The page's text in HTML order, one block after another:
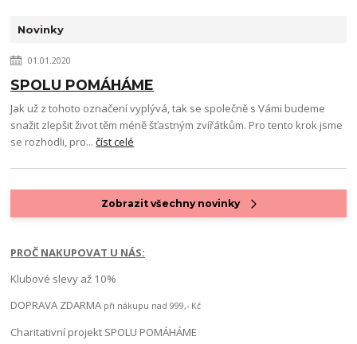
Novinky
01.01.2020
SPOLU POMÁHÁME
Jak už z tohoto označení vyplývá, tak se společně s Vámi budeme
snažit zlepšit život těm méně šťastným zvířátkům. Pro tento krok jsme
se rozhodli, pro...číst celé
Zobrazit všechny novinky
PROČ NAKUPOVAT U NÁS:
Klubové slevy až 10%
DOPRAVA ZDARMA při nákupu nad 999,- Kč
Charitativní projekt SPOLU POMÁHÁME